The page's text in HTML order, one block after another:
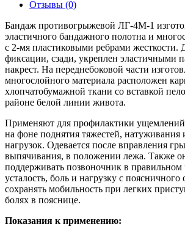
Отзывы (0)
Бандаж противогрыжевой ЛГ-4М-1
эластичного бандажного полотна и
с 2-мя пластиковыми ребрами жесткости.
фиксации, сзади, укреплен эластичными
накрест. На переднебоковой части
многослойного материала расположен
хлопчатобумажной ткани со вставкой
районе белой линии живота.
Применяют для профилактики
на фоне поднятия тяжестей,
нагрузок. Одевается после вправления
выпячивания, в положении лежа. Также
поддерживать позвоночник в
усталость, боль и нагрузку с поясничного
сохранять мобильность при легких
болях в пояснице.
Показания к применению: